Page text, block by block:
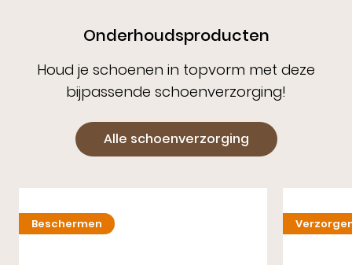
Onderhoudsproducten
Houd je schoenen in topvorm met deze
bijpassende schoenverzorging!
Alle schoenverzorging
Beschermen